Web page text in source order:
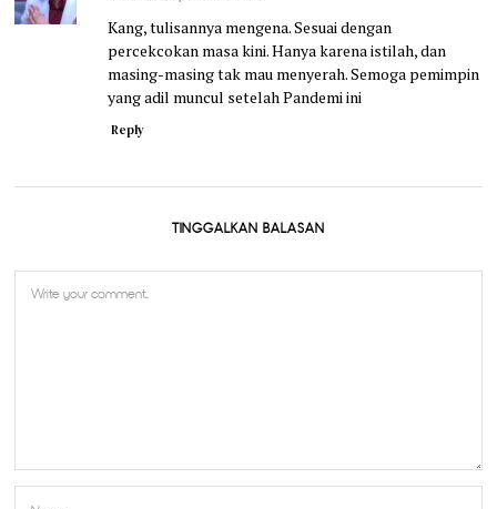
Kang, tulisannya mengena. Sesuai dengan
percekcokan masa kini. Hanya karena istilah, dan
masing-masing tak mau menyerah. Semoga pemimpin
yang adil muncul setelah Pandemi ini
Reply
TINGGALKAN BALASAN